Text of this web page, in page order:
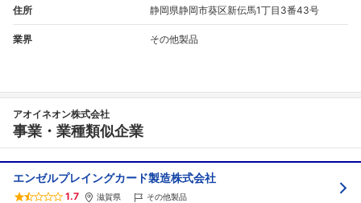
住所 静岡県静岡市葵区新伝馬1丁目3番43号
業界 その他製品
アオイネオン株式会社
事業・業種類似企業
エンゼルプレイングカード製造株式会社
1.7 滋賀県 その他製品